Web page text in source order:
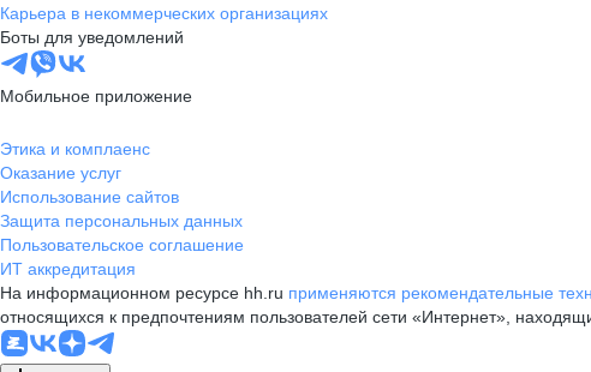
Карьера в некоммерческих организациях
Боты для уведомлений
Мобильное приложение
Этика и комплаенс
Оказание услуг
Использование сайтов
Защита персональных данных
Пользовательское соглашение
ИТ аккредитация
На информационном ресурсе hh.ru применяются рекомендательные
относящихся к предпочтениям пользователей сети «Интернет»,